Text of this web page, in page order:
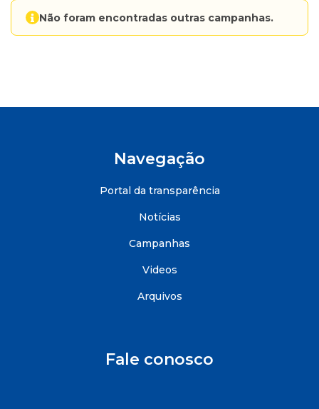
Não foram encontradas outras campanhas.
Navegação
Portal da transparência
Notícias
Campanhas
Videos
Arquivos
Fale conosco